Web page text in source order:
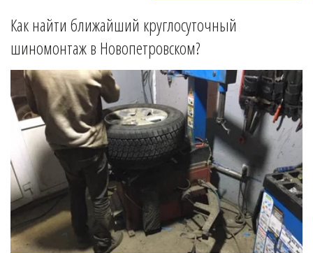
Как найти ближайший круглосуточный
шиномонтаж в Новопетровском?